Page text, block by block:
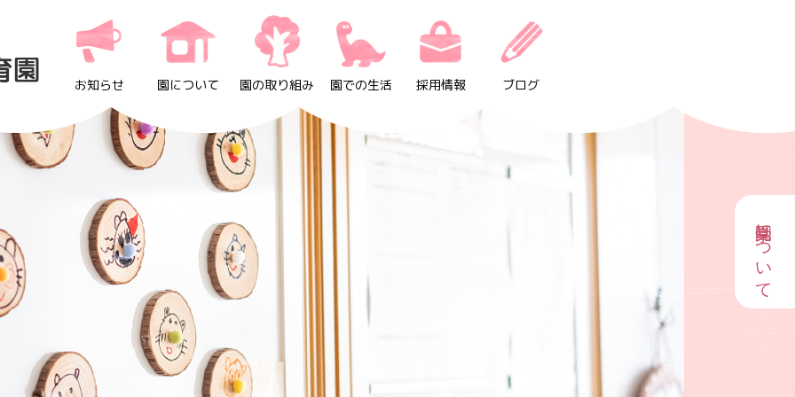
お知らせ 園について 園の取り組み 園での生活 採用情報 ブログ
園見学について